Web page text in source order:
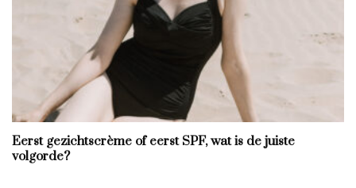
Eerst gezichtscrème of eerst SPF, wat is de juiste
volgorde?